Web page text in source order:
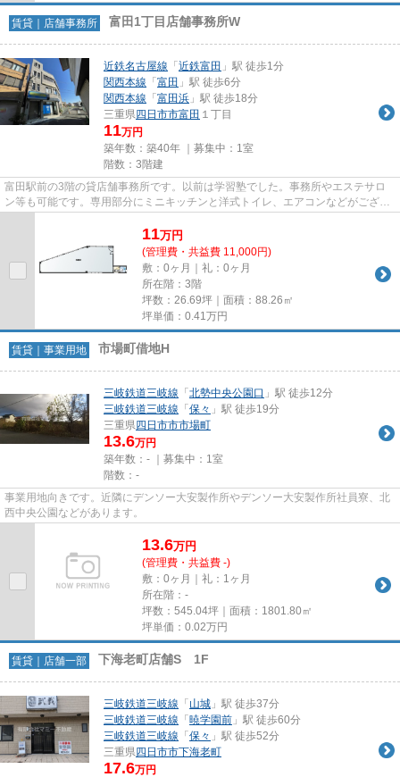
賃貸｜店舗事務所 富田1丁目店舗事務所W
近鉄名古屋線 「 近鉄富田 」駅 徒歩1分
関西本線 「 富田 」駅 徒歩6分
関西本線 「 富田浜 」駅 徒歩18分
三重県四日市市富田 １丁目
11万円
築年数：築40年 ｜募集中： 1室
階数：3階建
富田駅前の3階の貸店舗事務所です。以前は学習塾でした。事務所やエステサロ
ン等も可能です。専用部分にミニキッチンと洋式トイレ、エアコンなどがござい
11万円
(管理費・共益費 11,000円)
敷：0ヶ月｜礼：0ヶ月
所在階：3階
坪数：26.69坪｜面積：88.26㎡
坪単価： 0.41万円
賃貸｜事業用地 市場町借地H
三岐鉄道三岐線 「 北勢中央公園口 」駅 徒歩12分
三岐鉄道三岐線 「 保々 」駅 徒歩19分
三重県四日市市市場町
13.6万円
築年数：- ｜募集中： 1室
階数：-
事業用地向きです。近隣にデンソー大安製作所やデンソー大安製作所社員寮、北
西中央公園などがあります。
13.6万円
(管理費・共益費 -)
敷：0ヶ月｜礼：1ヶ月
所在階：-
坪数：545.04坪｜面積：1801.80㎡
坪単価： 0.02万円
賃貸｜店舗一部 下海老町店舗S 1F
三岐鉄道三岐線 「 山城 」駅 徒歩37分
三岐鉄道三岐線 「 暁学園前 」駅 徒歩60分
三岐鉄道三岐線 「 保々 」駅 徒歩52分
三重県四日市市下海老町
17.6万円